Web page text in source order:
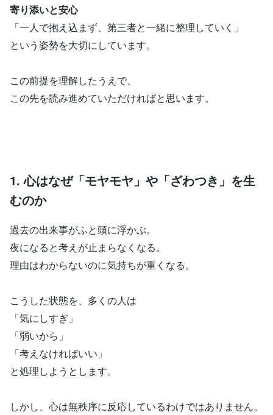
寄り添いと安心
「一人で抱え込まず、第三者と一緒に整理していく」
という姿勢を大切にしています。
この前提を理解したうえで、
この先を読み進めていただければと思います。
1. 心はなぜ「モヤモヤ」や「ざわつき」を生
むのか
過去の出来事がふと頭に浮かぶ。
夜になると考えが止まらなくなる。
理由はわからないのに気持ちが重くなる。
こうした状態を、多くの人は
「気にしすぎ」
「弱いから」
「考えなければいい」
と処理しようとします。
しかし、心は無秩序に反応しているわけではありません。